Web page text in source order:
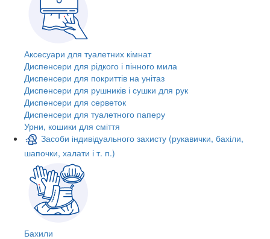
Аксесуари для туалетних кімнат
Диспенсери для рідкого і пінного мила
Диспенсери для покриттів на унітаз
Диспенсери для рушників і сушки для рук
Диспенсери для серветок
Диспенсери для туалетного паперу
Урни, кошики для сміття
Засоби індивідуального захисту (рукавички, бахіли,
шапочки, халати і т. п.)
Бахили